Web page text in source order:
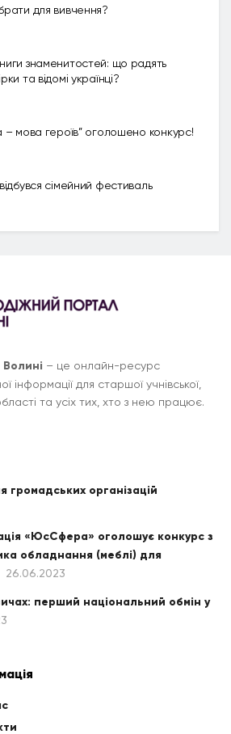
для вивчення?
знаменитостей: що радять
та відомі українці?
– мова героїв” оголошено конкурс!
сімейний фестиваль
– це онлайн-ресурс
інформації для старшої учнівської,
та усіх тих, хто з нею працює.
громадських організацій
«ЮсСфера» оголошує конкурс з
обладнання (меблі) для
26.06.2023
перший національний обмін у